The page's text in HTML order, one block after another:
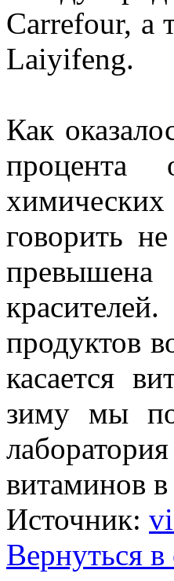
Carrefour, а
Laiyifeng.
Как
процента
говорить
продуктов
касается
зиму мы
витаминов
Источник:
Вернуться в